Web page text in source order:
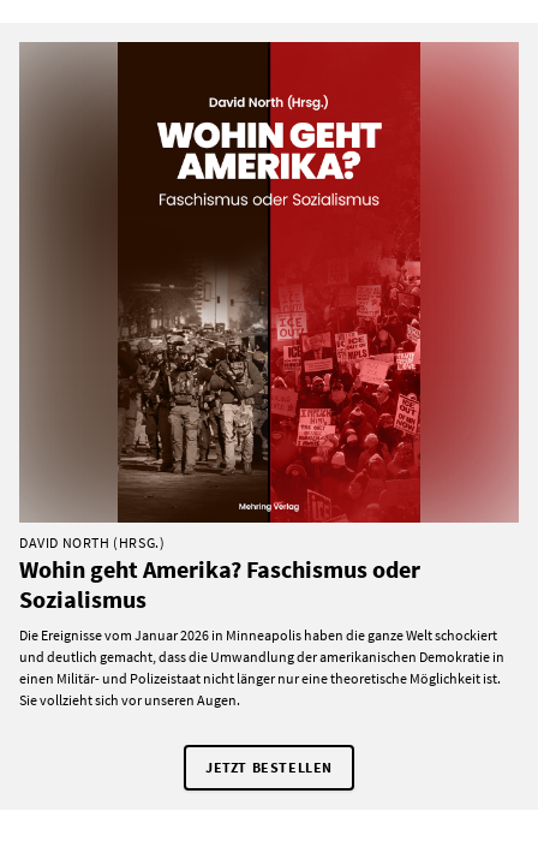
DAVID NORTH (HRSG.)
Wohin geht Amerika? Faschismus oder
Sozialismus
Die Ereignisse vom Januar 2026 in Minneapolis haben die ganze Welt schockiert
und deutlich gemacht, dass die Umwandlung der amerikanischen Demokratie in
einen Militär- und Polizeistaat nicht länger nur eine theoretische Möglichkeit ist.
Sie vollzieht sich vor unseren Augen.
JETZT BESTELLEN